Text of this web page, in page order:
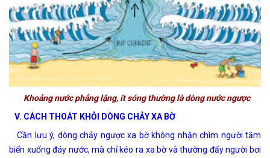
Khoảng nước phẳng lặng, ít sóng thường là dòng nước ngược
V. CÁCH THOÁT KHỎI DÒNG CHẢY XA BỜ
Cần lưu ý, dòng chảy ngược xa bờ không nhận chìm người tắm
biển xuống đáy nước, mà chỉ kéo ra xa bờ và thường đẩy người bơi